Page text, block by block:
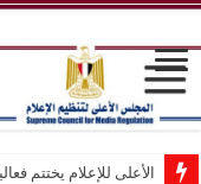
الأعلى للإعلام يختتم